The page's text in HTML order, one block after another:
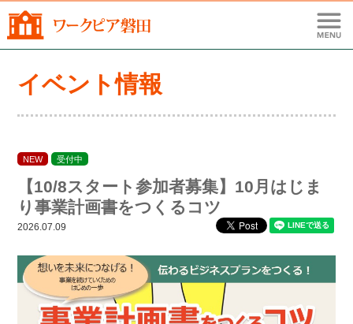
イベント情報
NEW 受付中
【10/8スタート参加者募集】10月はじま
り事業計画書をつくるコツ
2026.07.09